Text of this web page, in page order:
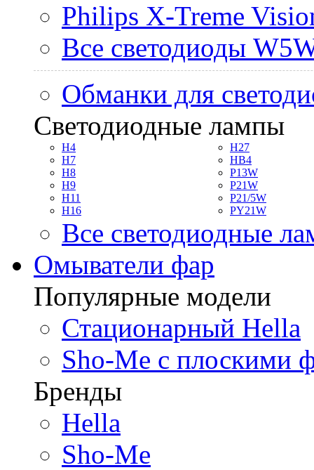
Philips X-Treme
Все светодиоды
Обманки для
Светодиодные лампы
H4
H7
H8
H9
H11
H16
H27
HB4
P13W
P21W
P21/5W
PY21W
Все светодиодные
Омыватели фар
Популярные модели
Стационарный Hella
Sho-Me с плоскими
Бренды
Hella
Sho-Me